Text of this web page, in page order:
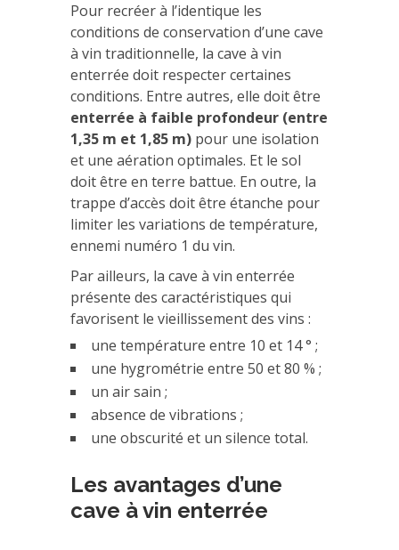
Pour recréer à l’identique les
conditions de conservation d’une cave
à vin traditionnelle, la cave à vin
enterrée doit respecter certaines
conditions. Entre autres, elle doit être
enterrée à faible profondeur (entre
1,35 m et 1,85 m) pour une isolation
et une aération optimales. Et le sol
doit être en terre battue. En outre, la
trappe d’accès doit être étanche pour
limiter les variations de température,
ennemi numéro 1 du vin.
Par ailleurs, la cave à vin enterrée
présente des caractéristiques qui
favorisent le vieillissement des vins :
une température entre 10 et 14 ° ;
une hygrométrie entre 50 et 80 % ;
un air sain ;
absence de vibrations ;
une obscurité et un silence total.
Les avantages d’une
cave à vin enterrée